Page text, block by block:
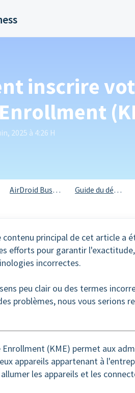
inscrire
2025 à 4:26 H
AirDroid Business Guide du débutant
contenu principal de cet article a
efforts pour garantir
incorrectes.
peu clair ou des termes
problèmes, nous vous serions
Enrollment (KME) permet aux
appareils appartenant à
les appareils et les